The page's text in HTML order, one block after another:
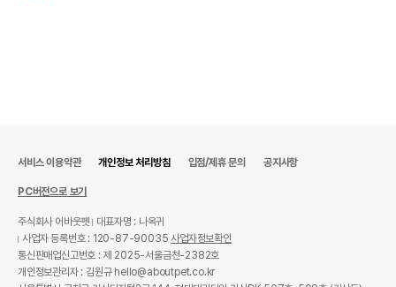
서비스 이용약관 개인정보 처리방침 입점/제휴 문의 공지사항
PC버전으로 보기
주식회사 어바웃펫
대표자명 : 나옥귀
사업자 등록번호 : 120-87-90035사업자정보확인
통신판매업신고번호 : 제 2025-서울금천-2382호
개인정보관리자 : 김원규 hello@aboutpet.co.kr